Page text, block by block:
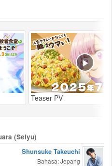
Teaser PV
(Seiyu)
Shunsuke Takeuchi
Bahasa: Jepang